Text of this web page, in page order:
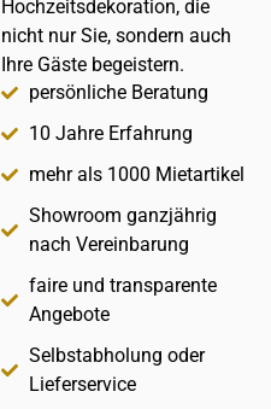
Hochzeitsdekoration, die
nicht nur Sie, sondern auch
Ihre Gäste begeistern.
persönliche Beratung
10 Jahre Erfahrung
mehr als 1000 Mietartikel
Showroom ganzjährig
nach Vereinbarung
faire und transparente
Angebote
Selbstabholung oder
Lieferservice